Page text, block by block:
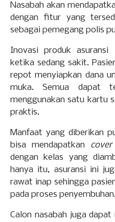
Nasabah akan
dengan fitur yang
sebagai pemegang polis
Inovasi produk asuransi
ketika sedang sakit.
repot menyiapkan dana
muka. Semua dapat
menggunakan satu kartu
praktis.
Manfaat yang diberikan
bisa mendapatkan cover
dengan kelas yang
hanya itu, asuransi ini
rawat inap sehingga
pada proses penyembuhan.
Calon nasabah juga